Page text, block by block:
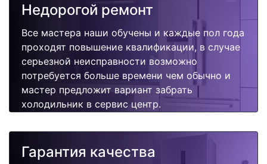
Недорогой ремонт
Все мастера наши обучены и каждые пол года
проходят повышение квалификации, в случае
серьезной неисправности возможно
потребуется больше времени чем обычно и
мастер предложит вариант забрать
холодильник в сервис центр.
Гарантия качества